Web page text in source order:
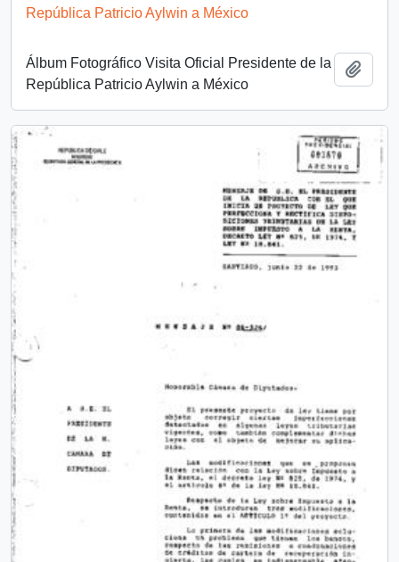
República Patricio Aylwin a México
Álbum Fotográfico Visita Oficial Presidente de la
República Patricio Aylwin a México